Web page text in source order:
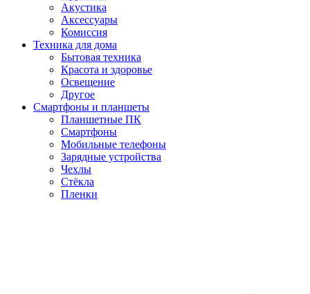
Акустика
Аксессуары
Комиссия
Техника для дома
Бытовая техника
Красота и здоровье
Освещение
Другое
Смартфоны и планшеты
Планшетные ПК
Смартфоны
Мобильные телефоны
Зарядные устройства
Чехлы
Стёкла
Пленки